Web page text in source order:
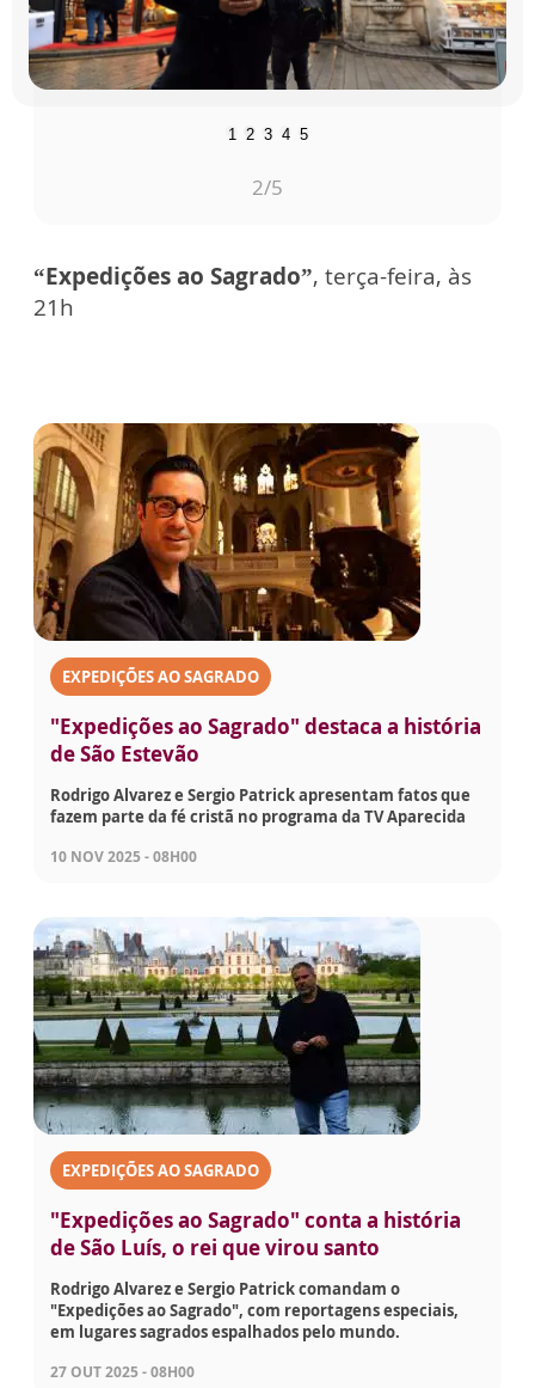
1 2 3 4 5
2/5
“Expedições ao Sagrado”, terça-feira, às
21h
EXPEDIÇÕES AO SAGRADO
"Expedições ao Sagrado" destaca a história
de São Estevão
Rodrigo Alvarez e Sergio Patrick apresentam fatos que
fazem parte da fé cristã no programa da TV Aparecida
10 NOV 2025 - 08H00
EXPEDIÇÕES AO SAGRADO
"Expedições ao Sagrado" conta a história
de São Luís, o rei que virou santo
Rodrigo Alvarez e Sergio Patrick comandam o
"Expedições ao Sagrado", com reportagens especiais,
em lugares sagrados espalhados pelo mundo.
27 OUT 2025 - 08H00